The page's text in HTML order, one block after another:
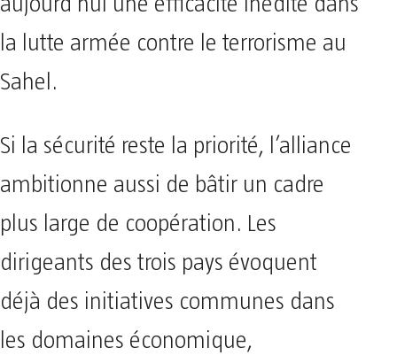
la lutte armée contre le terrorisme au
Sahel.
Si la sécurité reste la priorité, l’alliance
ambitionne aussi de bâtir un cadre
plus large de coopération. Les
dirigeants des trois pays évoquent
déjà des initiatives communes dans
les domaines économique,